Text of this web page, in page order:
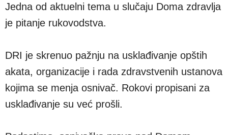
Jedna od aktuelni tema u slučaju Doma zdravlja
je pitanje rukovodstva.
DRI je skrenuo pažnju na usklađivanje opštih
akata, organizacije i rada zdravstvenih ustanova
kojima se menja osnivač. Rokovi propisani za
usklađivanje su već prošli.